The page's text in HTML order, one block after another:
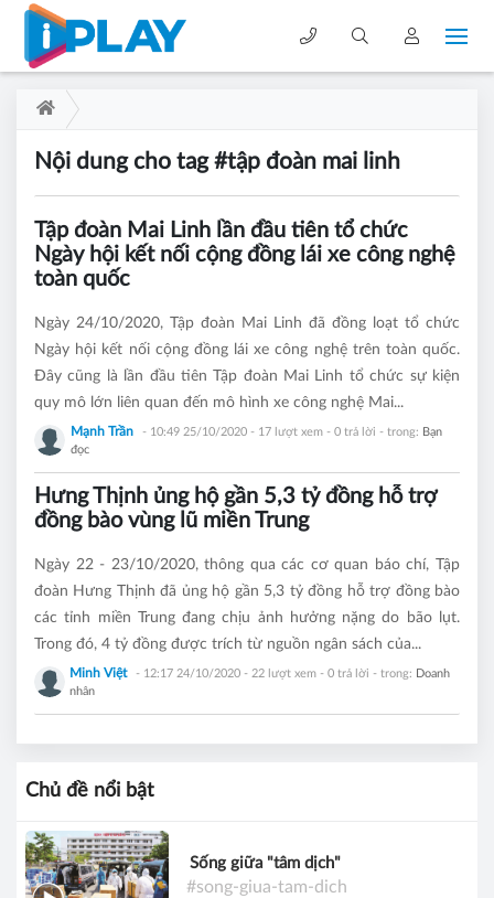
Nội dung cho tag #tập đoàn mai linh
Tập đoàn Mai Linh lần đầu tiên tổ chức
Ngày hội kết nối cộng đồng lái xe công nghệ
toàn quốc
Ngày 24/10/2020, Tập đoàn Mai Linh đã đồng loạt tổ chức
Ngày hội kết nối cộng đồng lái xe công nghệ trên toàn quốc.
Đây cũng là lần đầu tiên Tập đoàn Mai Linh tổ chức sự kiện
quy mô lớn liên quan đến mô hình xe công nghệ Mai...
Mạnh Trần - 10:49 25/10/2020- 17 lượt xem - 0 trả lời - trong: Bạn
đọc
Hưng Thịnh ủng hộ gần 5,3 tỷ đồng hỗ trợ
đồng bào vùng lũ miền Trung
Ngày 22 - 23/10/2020, thông qua các cơ quan báo chí, Tập
đoàn Hưng Thịnh đã ủng hộ gần 5,3 tỷ đồng hỗ trợ đồng bào
các tỉnh miền Trung đang chịu ảnh hưởng nặng do bão lụt.
Trong đó, 4 tỷ đồng được trích từ nguồn ngân sách của...
Minh Việt - 12:17 24/10/2020- 22 lượt xem - 0 trả lời - trong: Doanh
nhân
Chủ đề nổi bật
Sống giữa "tâm dịch"
#song-giua-tam-dich